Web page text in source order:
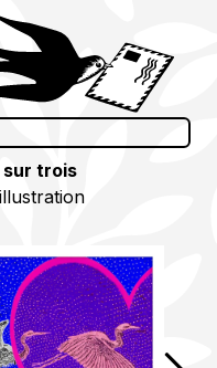
sur trois